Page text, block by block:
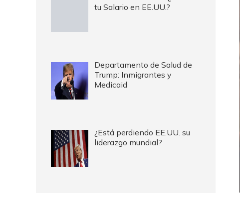
tu Salario en EE.UU.?
Departamento de Salud de
Trump: Inmigrantes y
Medicaid
¿Está perdiendo EE.UU. su
liderazgo mundial?